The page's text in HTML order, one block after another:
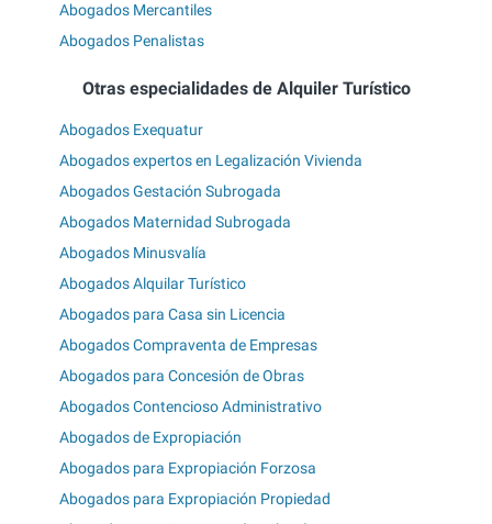
Abogados Mercantiles
Abogados Penalistas
Otras especialidades de Alquiler Turístico
Abogados Exequatur
Abogados expertos en Legalización Vivienda
Abogados Gestación Subrogada
Abogados Maternidad Subrogada
Abogados Minusvalía
Abogados Alquilar Turístico
Abogados para Casa sin Licencia
Abogados Compraventa de Empresas
Abogados para Concesión de Obras
Abogados Contencioso Administrativo
Abogados de Expropiación
Abogados para Expropiación Forzosa
Abogados para Expropiación Propiedad